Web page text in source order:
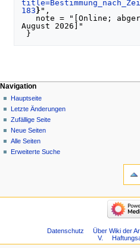
183 } ",
August 2026]"
Navigation
Hauptseite
Letzte Änderungen
Zufällige Seite
Neue Seiten
Alle Seiten
Erweiterte Suche
Datenschutz
Über Wiki der
V.